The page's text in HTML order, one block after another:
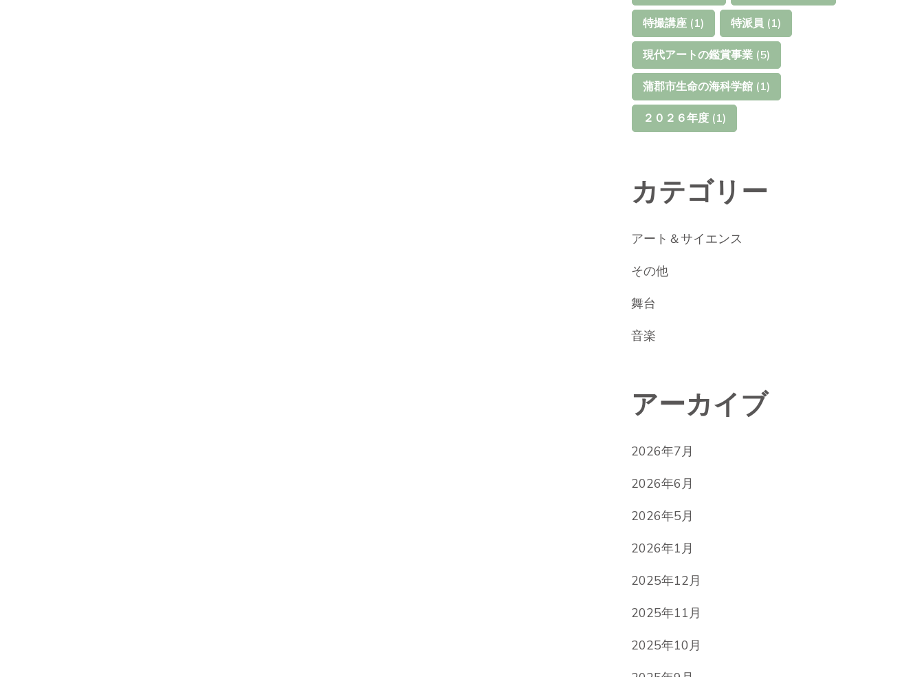
特撮講座(1) 特派員(1)
現代アートの鑑賞事業(5)
蒲郡市生命の海科学館(1)
２０２６年度(1)
カテゴリー
アート＆サイエンス
その他
舞台
音楽
アーカイブ
2026年7月
2026年6月
2026年5月
2026年1月
2025年12月
2025年11月
2025年10月